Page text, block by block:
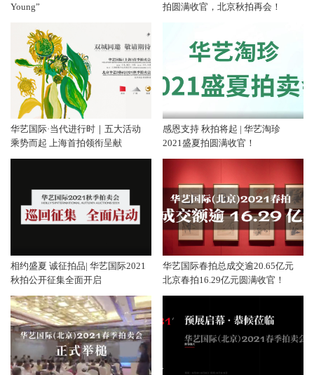
Young”
拍圆满收官，北京秋拍再会！
华艺国际·当代进行时｜五大活动
乘势而起 上海首拍领衔呈献
感恩支持 秋拍将起 | 华艺淘珍
2021盛夏拍圆满收官！
相约盛夏 诚征拍品| 华艺国际2021
秋拍公开征集全面开启
华艺国际春拍总成交逾20.65亿元
北京春拍16.29亿元圆满收官！